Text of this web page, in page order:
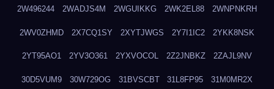
2W496244 2WADJS4M 2WGUIKKG 2WK2EL88 2WNPNKRH
2WV0ZHMD 2X7CQ1SY 2XYTJWGS 2Y7I1IC2 2YKK8NSK
2YT95AO1 2YV3O361 2YXVOCOL 2Z2JNBKZ 2ZAJL9NV
30D5VUM9 30W729OG 31BVSCBT 31L8FP95 31M0MR2X